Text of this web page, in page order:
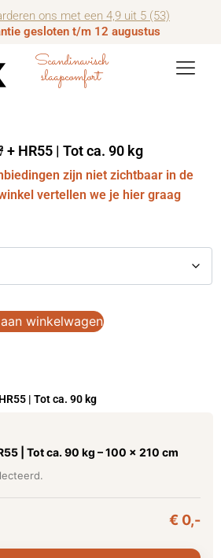
ons met een 4,9 uit 5 (53)
gesloten t/m 12 augustus
Scandinavisch
slaapcomfort
HR55 | Tot ca. 90 kg
zijn niet zichtbaar in de
vertellen we je hier graag
winkelwagen
| Tot ca. 90 kg
| Tot ca. 90 kg –100 x 210 cm
€ 0,-